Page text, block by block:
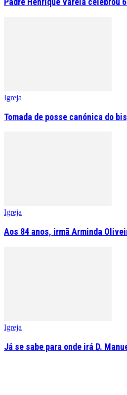
Igreja
Tomada de posse canónica do
Igreja
Aos 84 anos, irmã Arminda
Igreja
Já se sabe para onde irá D.